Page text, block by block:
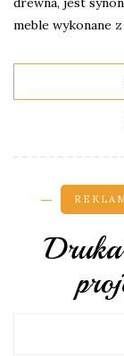
meble wykonane